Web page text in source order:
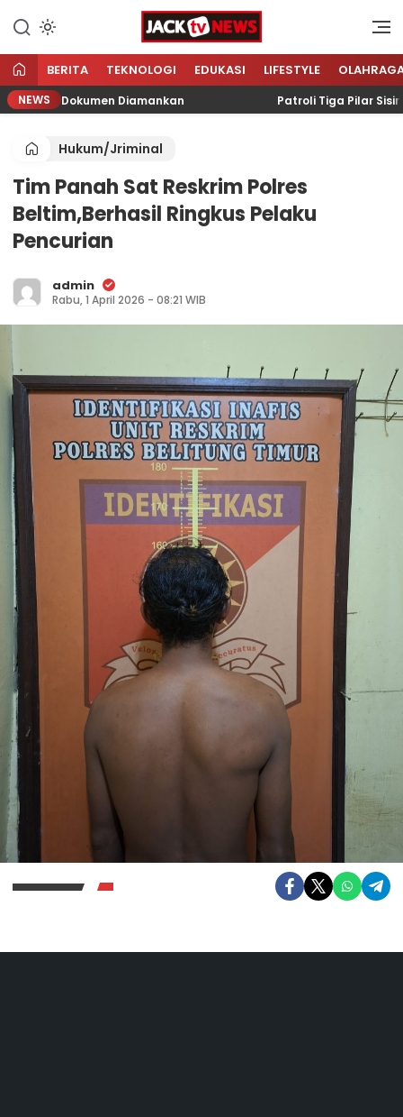
konten
Jacktvnews.com
Sumber Referensi Terpercaya
BERITA TEKNOLOGI EDUKASI LIFESTYLE
NEWS
Dokumen Diamankan Patroli Tiga Pilar Sisir
Hukum/Jriminal
Tim Panah Sat Reskrim Polres
Beltim,Berhasil Ringkus Pelaku
Pencurian
admin
Rabu, 1 April 2026 - 08:21 WIB